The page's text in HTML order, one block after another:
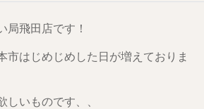
局飛田店です！
市はじめじめした日が増えておりま
しいものです、、